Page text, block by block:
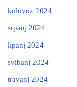
kolovoz 2024
srpanj 2024
lipanj 2024
svibanj 2024
travanj 2024